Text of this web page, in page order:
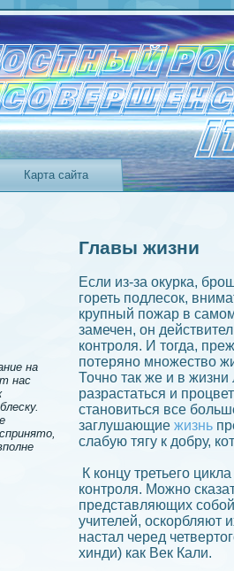
Карта сайта
на
нас
Главы жизни
Если из-за окурка,
гореть подлесок,
крупный пожар в
замечeн, он
контроля. И тогда,
потеряно множество
Точно так же и в
разрастаться и
становиться все
заглушающие жизнь
слабую тягу к добру,
К концу третьего
контроля. Можно
представляющих
учителей, оскорбляют
настал черед
хинди) как Век Кали.